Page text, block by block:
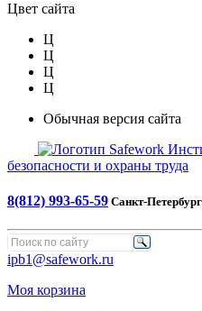
Цвет сайта
Ц
Ц
Ц
Ц
Обычная версия сайта
Safework
безопасности и охраны труда
8(812) 993-65-59 Санкт-Петербург
ipb1@safework.ru
Моя корзина